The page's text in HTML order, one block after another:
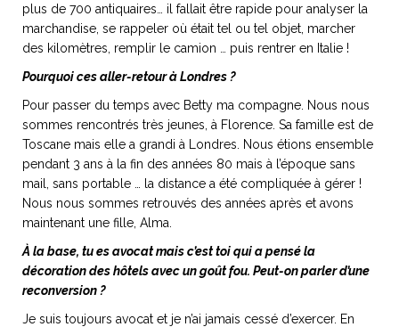
du
ART DE VIVRE ITALIEN
Notre palette
Virtuosa Venezia
plus de 700 antiquaires… il fallait être rapide pour analyser la
marchandise, se rappeler où était tel ou tel objet, marcher
des kilomètres, remplir le camion … puis rentrer en Italie !
Pourquoi ces aller-retour à Londres ?
Pour passer du temps avec Betty ma compagne. Nous nous
sommes rencontrés très jeunes, à Florence. Sa famille est de
Toscane mais elle a grandi à Londres. Nous étions ensemble
pendant 3 ans à la fin des années 80 mais à l’époque sans
mail, sans portable … la distance a été compliquée à gérer !
Nous nous sommes retrouvés des années après et avons
maintenant une fille, Alma.
À la base, tu es avocat mais c’est toi qui a pensé la
décoration des hôtels avec un goût fou. Peut-on parler d’une
reconversion ?
Je suis toujours avocat et je n’ai jamais cessé d’exercer. En